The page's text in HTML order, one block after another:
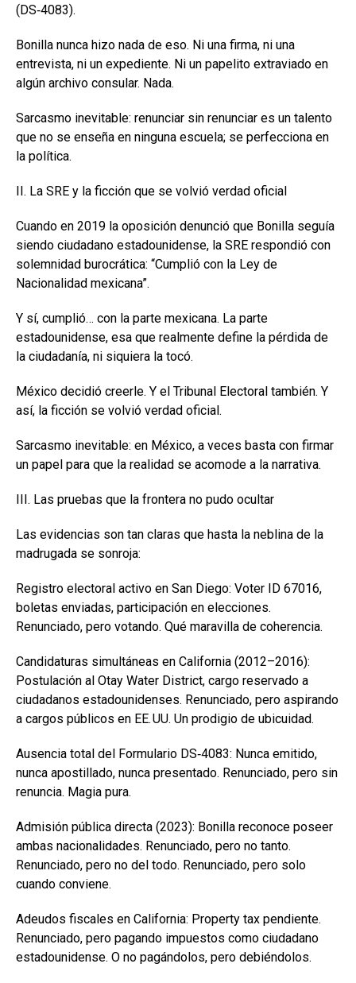
(DS‑4083).
Bonilla nunca hizo nada de eso. Ni una firma, ni una
entrevista, ni un expediente. Ni un papelito extraviado en
algún archivo consular. Nada.
Sarcasmo inevitable: renunciar sin renunciar es un talento
que no se enseña en ninguna escuela; se perfecciona en
la política.
II. La SRE y la ficción que se volvió verdad oficial
Cuando en 2019 la oposición denunció que Bonilla seguía
siendo ciudadano estadounidense, la SRE respondió con
solemnidad burocrática: “Cumplió con la Ley de
Nacionalidad mexicana”.
Y sí, cumplió… con la parte mexicana. La parte
estadounidense, esa que realmente define la pérdida de
la ciudadanía, ni siquiera la tocó.
México decidió creerle. Y el Tribunal Electoral también. Y
así, la ficción se volvió verdad oficial.
Sarcasmo inevitable: en México, a veces basta con firmar
un papel para que la realidad se acomode a la narrativa.
III. Las pruebas que la frontera no pudo ocultar
Las evidencias son tan claras que hasta la neblina de la
madrugada se sonroja:
Registro electoral activo en San Diego: Voter ID 67016,
boletas enviadas, participación en elecciones.
Renunciado, pero votando. Qué maravilla de coherencia.
Candidaturas simultáneas en California (2012–2016):
Postulación al Otay Water District, cargo reservado a
ciudadanos estadounidenses. Renunciado, pero aspirando
a cargos públicos en EE. UU. Un prodigio de ubicuidad.
Ausencia total del Formulario DS‑4083: Nunca emitido,
nunca apostillado, nunca presentado. Renunciado, pero sin
renuncia. Magia pura.
Admisión pública directa (2023): Bonilla reconoce poseer
ambas nacionalidades. Renunciado, pero no tanto.
Renunciado, pero no del todo. Renunciado, pero solo
cuando conviene.
Adeudos fiscales en California: Property tax pendiente.
Renunciado, pero pagando impuestos como ciudadano
estadounidense. O no pagándolos, pero debiéndolos.